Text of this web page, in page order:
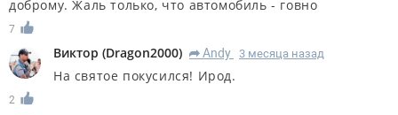
доброму. Жаль только, что автомобиль - говно
7
Виктор (Dragon2000) R Аndy 3 месяца назад
На святое покусился! Ирод.
2